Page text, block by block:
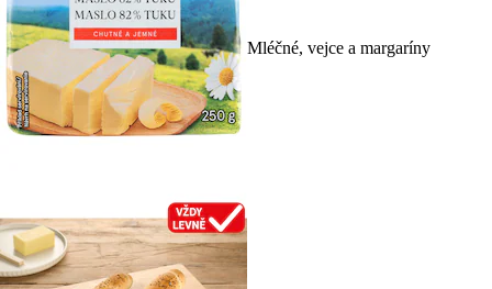
Mléčné, vejce a margaríny